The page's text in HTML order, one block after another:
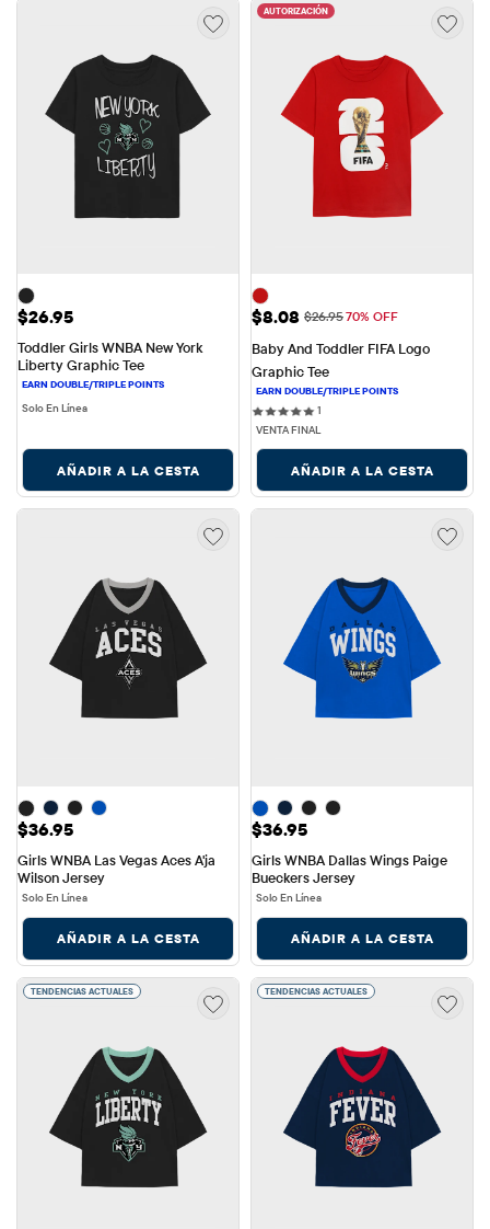
Precio: $26.95
$26.95
Toddler Girls WNBA New York
Liberty Graphic Tee
Solo En Línea
AÑADIR A LA CESTA
AUTORIZACIÓN
Precio de venta: $8.08
$8.08 Precio original: $26.95
$26.9570% OFF
Baby And Toddler FIFA Logo
Graphic Tee
1
VENTA FINAL
AÑADIR A LA CESTA
Precio: $36.95
$36.95
Girls WNBA Las Vegas Aces A'ja
Wilson Jersey
Solo En Línea
AÑADIR A LA CESTA
Precio: $36.95
$36.95
Girls WNBA Dallas Wings Paige
Bueckers Jersey
Solo En Línea
AÑADIR A LA CESTA
TENDENCIAS ACTUALES TENDENCIAS ACTUALES